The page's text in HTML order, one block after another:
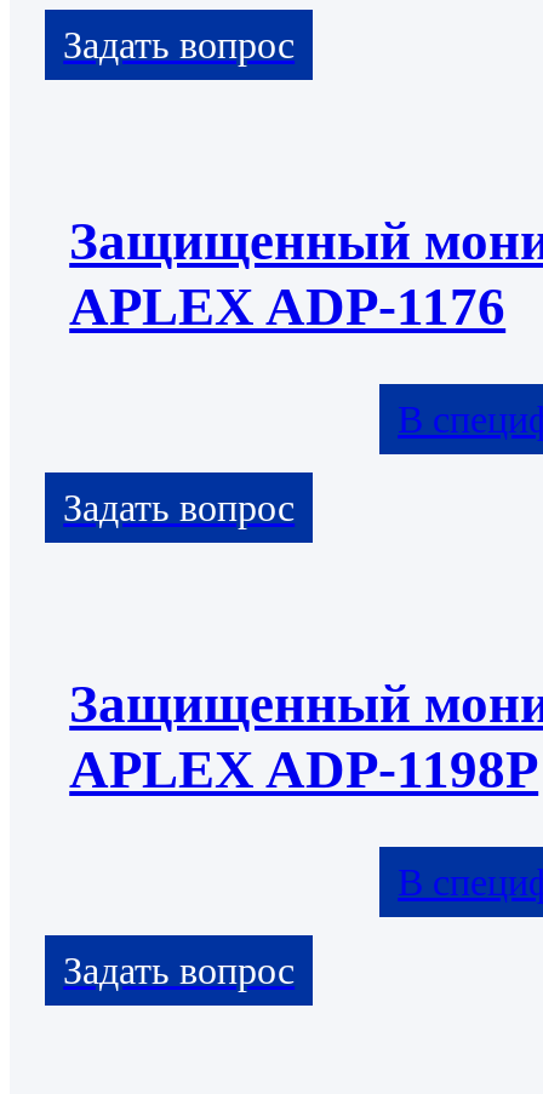
Защищенный
APLEX ADP-1176
В
Защищенный
APLEX ADP-1198P
В